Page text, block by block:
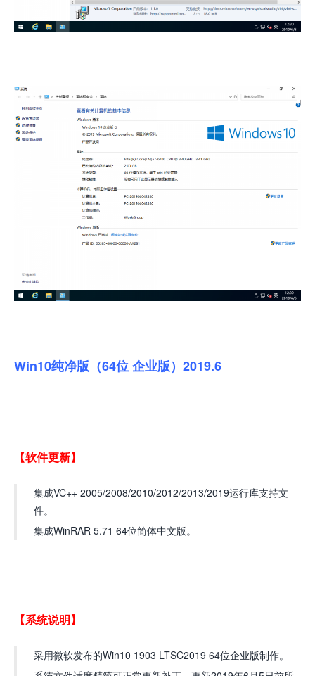
Win10纯净版（64位 企业版）2019.6
【软件更新】
集成VC++ 2005/2008/2010/2012/2013/2019运行库支持文
件。
集成WinRAR 5.71 64位简体中文版。
【系统说明】
采用微软发布的Win10 1903 LTSC2019 64位企业版制作。